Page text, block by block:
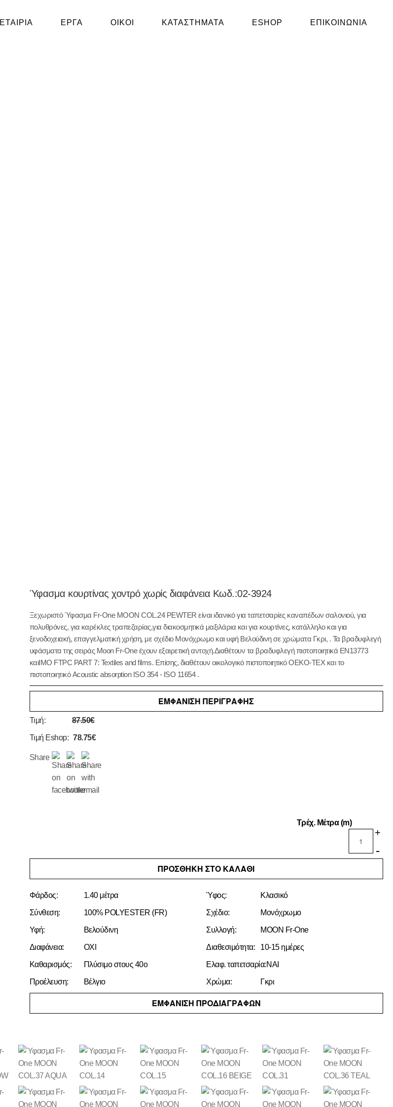
ΕΤΑΙΡΙΑ ΕΡΓΑ ΟΙΚΟΙ ΚΑΤΑΣΤΗΜΑΤΑ ESHOP
ΕΠΙΚΟΙΝΩΝΙΑ
Ύφασμα κουρτίνας χοντρό χωρίς διαφάνεια Κωδ.:02-3924
Ξεχωριστό Ύφασμα Fr-One MOON COL.24 PEWTER είναι ιδανικό για ταπετσαρίες καναπέδων σαλονιού, για
πολυθρόνες, για καρέκλες τραπεζαρίας,για διακοσμητικά μαξιλάρια και για κουρτίνες, κατάλληλο και για
ξενοδοχειακή, επαγγελματική χρήση, με σχέδιο Μονόχρωμο και υφή Βελούδινη σε χρώματα Γκρι, . Τα βραδυφλεγή
υφάσματα της σειράς Moon Fr-One έχουν εξαιρετική αντοχή.Διαθέτουν τα βραδυφλεγή πιστοποιητικά EN13773
καιIMO FTPC PART 7: Textiles and films. Επίσης, διαθέτουν οικολογικό πιστοποιητικό OEKO-TEX και το
πιστοποιητικό Acoustic absorption ISO 354 - ISO 11654 .
ΕΜΦΑΝΙΣΗ ΠΕΡΙΓΡΑΦΗΣ
Τιμή: 87.50€
Τιμή Eshop: 78.75€
Share
Τρέχ. Μέτρα (m)
+
-
ΠΡΟΣΘΗΚΗ ΣΤΟ ΚΑΛΑΘΙ
Φάρδος: 1.40 μέτρα Ύφος: Κλασικό
Σύνθεση: 100% POLYESTER (FR) Σχέδιο: Μονόχρωμο
Υφή: Βελούδινη Συλλογή: MOON Fr-One
Διαφάνεια: ΟΧΙ Διαθεσιμότητα: 10-15 ημέρες
Καθαρισμός: Πλύσιμο στους 40ο Ελαφ. ταπετσαρία:ΝΑΙ
Προέλευση: Βέλγιο Χρώμα: Γκρι
ΕΜΦΑΝΙΣΗ ΠΡΟΔΙΑΓΡΑΦΩΝ